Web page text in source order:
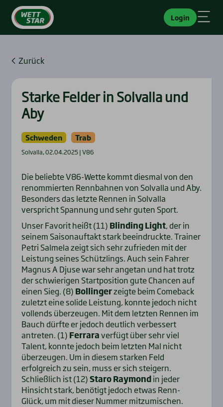
Login
Zurück
Star­ke Fel­der in Sol­val­la und
Aby
Schweden Trab
Solvalla, 02.04.2025 | V86
Die beliebte V86-Wette kommt diesmal von den
renommierten Rennbahnen von Solvalla und Aby.
Besonders das letzte Rennen in Solvalla
verspricht Spannung und sehr guten Sport.
Unser Favorit heißt (11) Blinding Light, der in
seinem Saisonauftakt stark beeindruckte. Trainer
Petri Salmela zeigt sich sehr zufrieden mit der
Leistung seines Schützlings. Auch sein Fahrer
Magnus A Djuse war sehr angetan und hat trotz
der schwierigen Startposition gute Chancen auf
einen Sieg. (8) Bollingerzeigte beim Comeback
zuletzt eine solide Leistung, konnte jedoch nicht
vollends überzeugen. Mit dem letzten Rennen im
Bauch dürfte er jedoch deutlich verbessert
antreten. (1) Ferraraverfügt über sehr viel
Talent, konnte jedoch beim letzten Mal nicht
überzeugen. Um in diesem starken Feld
erfolgreich zu sein, muss er sich steigern.
Schließlich ist (12)Staro Raymondin jeder
Hinsicht stark, benötigt jedoch etwas Renn-
Glück, um mit dieser Nummer mitzumischen.